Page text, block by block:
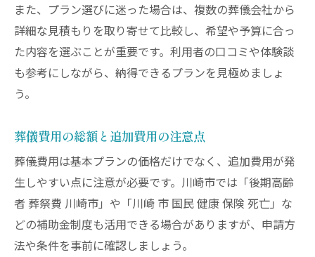
また、プラン選びに迷った場合は、複数の葬儀会社から
詳細な見積もりを取り寄せて比較し、希望や予算に合っ
た内容を選ぶことが重要です。利用者の口コミや体験談
も参考にしながら、納得できるプランを見極めましょ
う。
葬儀費用の総額と追加費用の注意点
葬儀費用は基本プランの価格だけでなく、追加費用が発
生しやすい点に注意が必要です。川崎市では「後期高齢
者 葬祭費 川崎市」や「川崎 市 国民 健康 保険 死亡」な
どの補助金制度も活用できる場合がありますが、申請方
法や条件を事前に確認しましょう。